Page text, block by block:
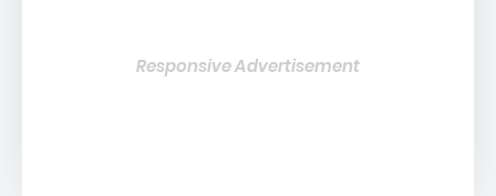
Responsive Advertisement